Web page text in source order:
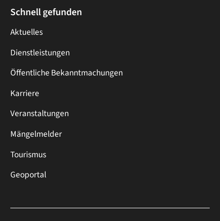
Schnell gefunden
Aktuelles
Dienstleistungen
Öffentliche Bekanntmachungen
Karriere
Veranstaltungen
Mängelmelder
Tourismus
Geoportal